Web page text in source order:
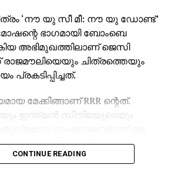
‘നൗ യു സീ മീ: നൗ യു ഡോണ്ട്’
ഭാഗമായി ബോംബെ
അഭിമുഖത്തിലാണ് ജെസി
ചിത്രത്തെയും
പ്രകടിപ്പിച്ചത്.
മേക്കിങ്ങാണ് RRR ന്റെത്.
ഇന്ത്യന്‍ സിനിമയുടെയും
അമേരിക്കക്കാര്‍ ഇല്ലെന്നതാണ്
– ജെസി ഐസന്‍ബെര്‍ഗ് പറഞ്ഞു.
CONTINUE READING